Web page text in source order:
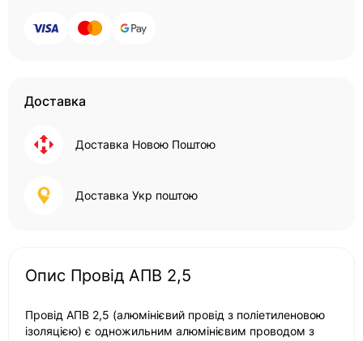
Доставка
Доставка Новою Поштою
Доставка Укр поштою
Опис Провід АПВ 2,5
Провід АПВ 2,5 (алюмінієвий провід з поліетиленовою
ізоляцією) є одножильним алюмінієвим проводом з